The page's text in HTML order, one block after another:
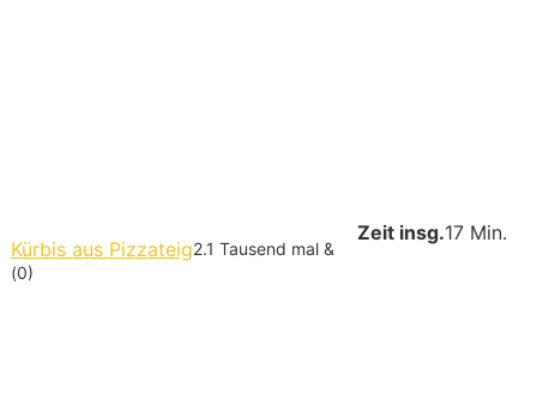
Zeit insg.17 Min.
Kürbis aus Pizzateig2.1 Tausend mal &
(0)